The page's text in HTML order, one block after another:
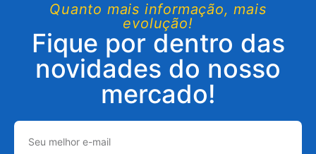
Quanto mais informação, mais
evolução!
Fique por dentro das
novidades do nosso
mercado!